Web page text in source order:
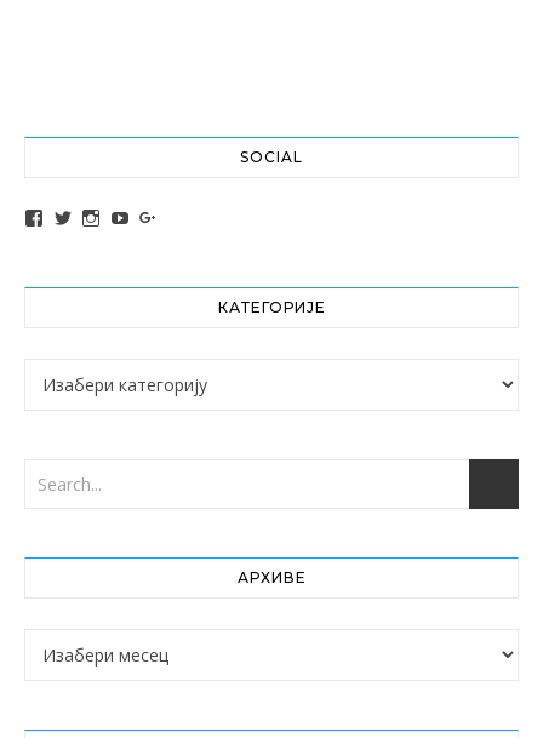
SOCIAL
View altochef’s profile on Facebook
View jovancica73’s profile on Twitter
View jovancica73’s profile on Instagram
View jovancica73’s profile on YouTube
КАТЕГОРИЈЕ
Категорије
АРХИВЕ
Архиве